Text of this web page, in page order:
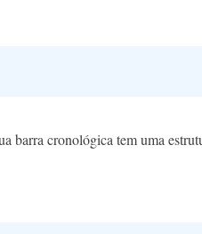
barra cronológica tem uma